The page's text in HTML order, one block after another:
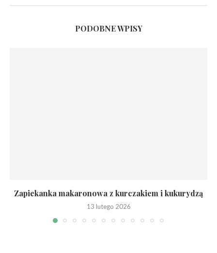
PODOBNE WPISY
Zapiekanka makaronowa z kurczakiem i kukurydzą
13 lutego 2026